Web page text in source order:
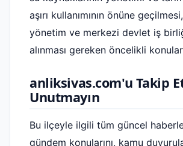
aşırı kullanımının önüne
yönetim ve merkezi devlet iş
alınması gereken öncelikli
anliksivas.com'u Takip
Unutmayın
Bu ilçeyle ilgili tüm güncel
gündem konularını, kamu